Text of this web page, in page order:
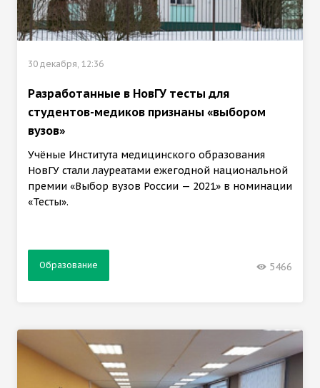
30 декабря, 12:36
Разработанные в НовГУ тесты для
студентов-медиков признаны «выбором
вузов»
Учёные Института медицинского образования
НовГУ стали лауреатами ежегодной национальной
премии «Выбор вузов России — 2021» в номинации
«Тесты».
Образование 5466